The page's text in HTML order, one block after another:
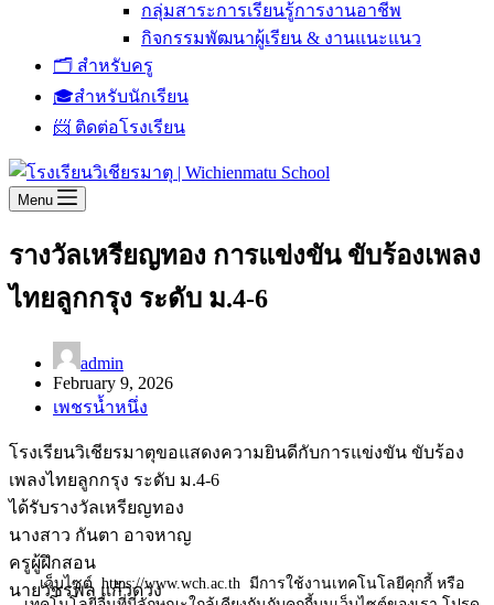
เว็บไซต์ https://www.wch.ac.th มีการใช้งานเทคโนโลยีคุกกี้ หรือ
กลุ่มสาระการเรียนรู้การงานอาชีพ
กิจกรรมพัฒนาผู้เรียน & งานแนะแนว
🗂️ สำหรับครู
🎓สำหรับนักเรียน
📨 ติดต่อโรงเรียน
Menu
รางวัลเหรียญทอง การแข่งขัน ขับร้องเพลง
ไทยลูกกรุง ระดับ ม.4-6
admin
February 9, 2026
เพชรน้ำหนึ่ง
โรงเรียนวิเชียรมาตุขอแสดงความยินดีกับการแข่งขัน ขับร้อง
เพลงไทยลูกกรุง ระดับ ม.4-6
ได้รับรางวัลเหรียญทอง
นางสาว กันตา อาจหาญ
ครูผู้ฝึกสอน
นายวัชรพล แก้วดวง